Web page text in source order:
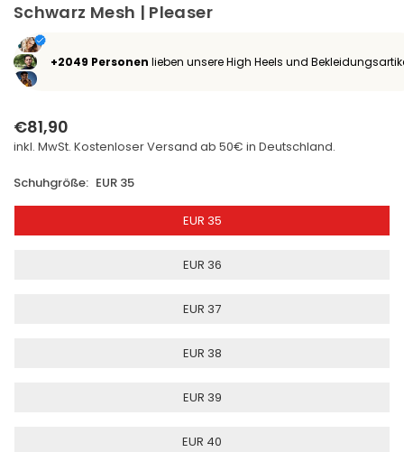
Schwarz Mesh | Pleaser
+2049 Personen lieben unsere High Heels und
Normaler
Preis
€81,90
inkl. MwSt. KostenloserVersand ab 50€ in Deutschland.
Schuhgröße: EUR 35
EUR 35
EUR 36
EUR 37
EUR 38
EUR 39
EUR 40